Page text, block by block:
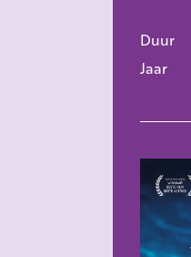
Duur
Jaar